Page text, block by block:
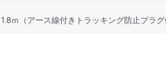
1.8ｍ（アース線付きトラッキング防止プラ